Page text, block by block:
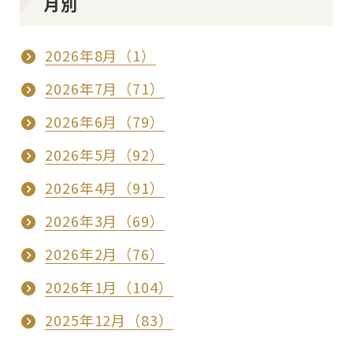
2026年8月（1）
2026年7月（71）
2026年6月（79）
2026年5月（92）
2026年4月（91）
2026年3月（69）
2026年2月（76）
2026年1月（104）
2025年12月（83）